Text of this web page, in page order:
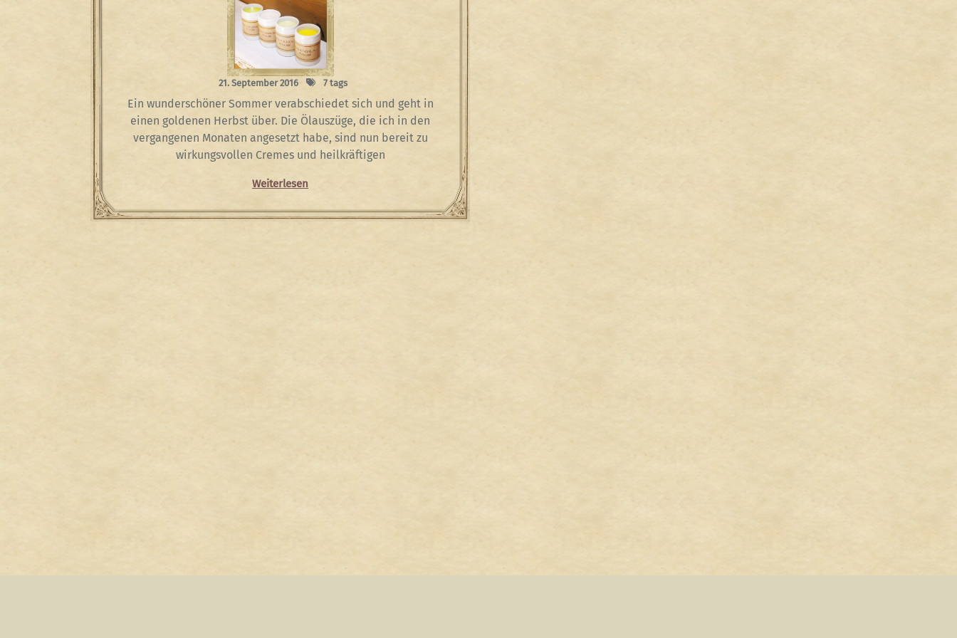
21. September 2016 7 tags
Ein wunderschöner Sommer verabschiedet sich und geht in
einen goldenen Herbst über. Die Ölauszüge, die ich in den
vergangenen Monaten angesetzt habe, sind nun bereit zu
wirkungsvollen Cremes und heilkräftigen
Weiterlesen